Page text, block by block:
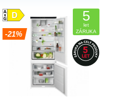
-21%
5
let
ZÁRUKA